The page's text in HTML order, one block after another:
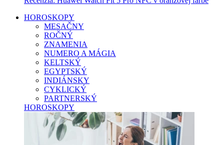
HOROSKOPY
MESAČNY
ROČNÝ
ZNAMENIA
NUMERO A MÁGIA
KELTSKÝ
EGYPTSKÝ
INDIÁNSKY
CYKLICKÝ
PARTNERSKÝ
HOROSKOPY